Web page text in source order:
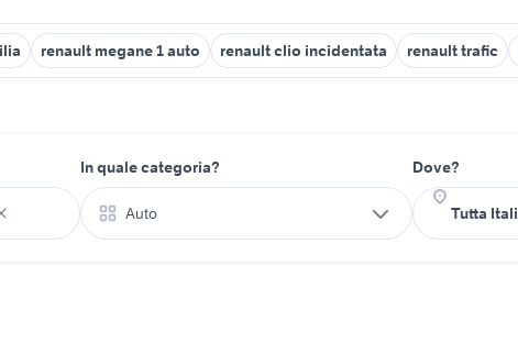
renault megane 1 auto renault clio incidentata renault trafic
In quale categoria?
Auto
Dove?